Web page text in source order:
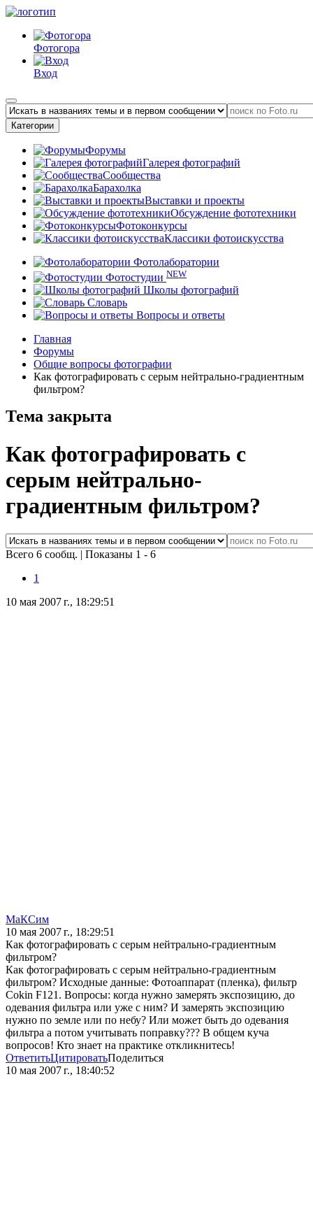
Фотогора
Вход
Категории
Форумы
Галерея фотографий
Сообщества
Барахолка
Выставки и проекты
Обсуждение фототехники
Фотоконкурсы
Классики фотоискусства
Фотолаборатории
Фотостудии NEW
Школы фотографий
Словарь
Вопросы и ответы
Главная
Форумы
Общие вопросы фотографии
Как фотографировать с серым нейтрально-градиентным
фильтром?
Тема закрыта
Как фотографировать с
серым нейтрально-
градиентным фильтром?
Всего 6 сообщ. | Показаны 1 - 6
1
10 мая 2007 г., 18:29:51
МаКСим
10 мая 2007 г., 18:29:51
Как фотографировать с серым нейтрально-градиентным
фильтром?
Как фотографировать с серым нейтрально-градиентным
фильтром? Исходные данные: Фотоаппарат (пленка), фильтр
Сokin F121. Вопросы: когда нужно замерять экспозицию, до
одевания фильтра или уже с ним? И замерять экспозицию
нужно по земле или по небу? Или может быть до одевания
фильтра а потом учитывать поправку??? В общем куча
вопросов! Кто знает на практике откликнитесь!
ОтветитьЦитироватьПоделиться
10 мая 2007 г., 18:40:52